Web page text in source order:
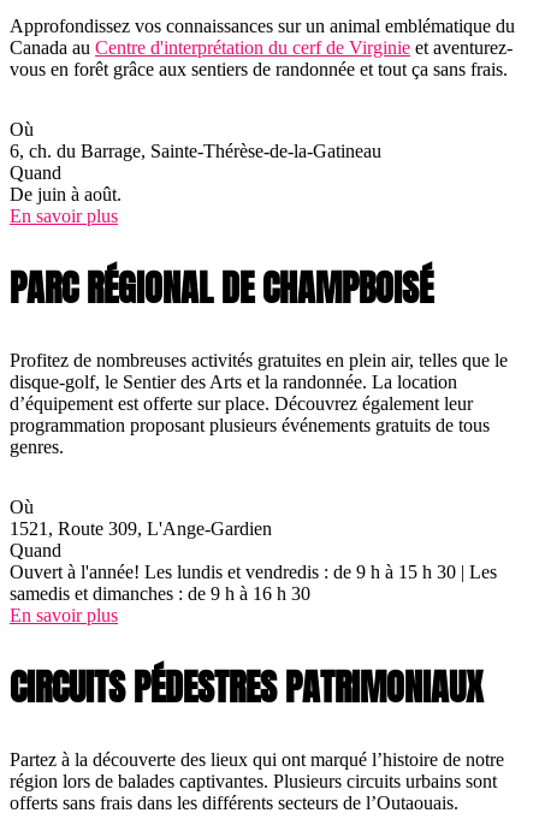
Approfondissez vos connaissances sur un animal emblématique du
Canada au Centre d'interprétation du cerf de Virginie et aventurez-
vous en forêt grâce aux sentiers de randonnée et tout ça sans frais.
Où
6, ch. du Barrage, Sainte-Thérèse-de-la-Gatineau
Quand
De juin à août.
En savoir plus
PARC RÉGIONAL DE CHAMPBOISÉ
Profitez de nombreuses activités gratuites en plein air, telles que le
disque-golf, le Sentier des Arts et la randonnée. La location
d’équipement est offerte sur place. Découvrez également leur
programmation proposant plusieurs événements gratuits de tous
genres.
Où
1521, Route 309, L'Ange-Gardien
Quand
Ouvert à l'année! Les lundis et vendredis : de 9 h à 15 h 30 | Les
samedis et dimanches : de 9 h à 16 h 30
En savoir plus
CIRCUITS PÉDESTRES PATRIMONIAUX
Partez à la découverte des lieux qui ont marqué l’histoire de notre
région lors de balades captivantes. Plusieurs circuits urbains sont
offerts sans frais dans les différents secteurs de l’Outaouais.